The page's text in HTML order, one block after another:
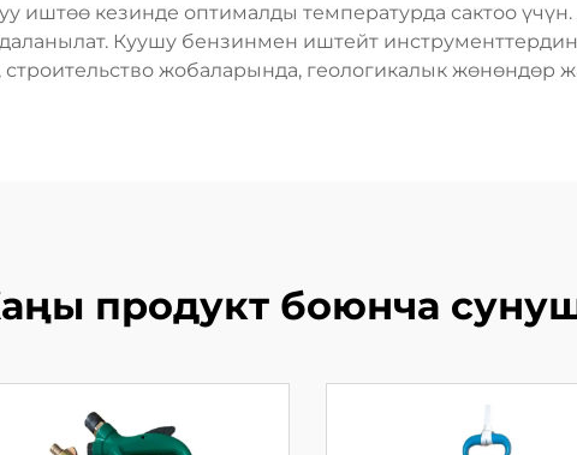
иштөө кезинде оптималды температурда сактоо
Куушу бензинмен иштейт
жобаларында, геологикалык жөнөндөр
продукт боюнча